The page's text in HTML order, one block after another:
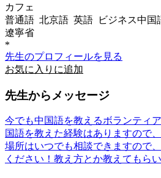
カフェ
普通語 北京語 英語 ビジネス中国
遼寧省
*
先生のプロフィールを見る
お気に入りに追加
先生からメッセージ
今でも中国語を教えるボランティ
国語を教えた経験はありますので
場所はいつでも相談できますので
ください！教え方とか教えてもら